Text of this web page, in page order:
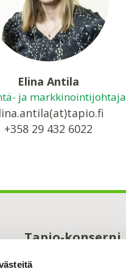
Elina Antila
ja markkinointijohtaja
+358 29 432 6022
Tapio-konserni
00240 Helsinki